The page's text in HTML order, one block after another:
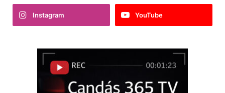
Instagram YouTube